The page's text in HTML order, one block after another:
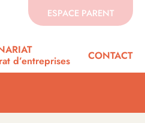
ESPACE PARENT
d’entreprises
CONTACT